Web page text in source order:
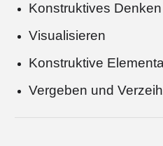
Konstruktives
Visualisieren
Konstruktive
Vergeben und